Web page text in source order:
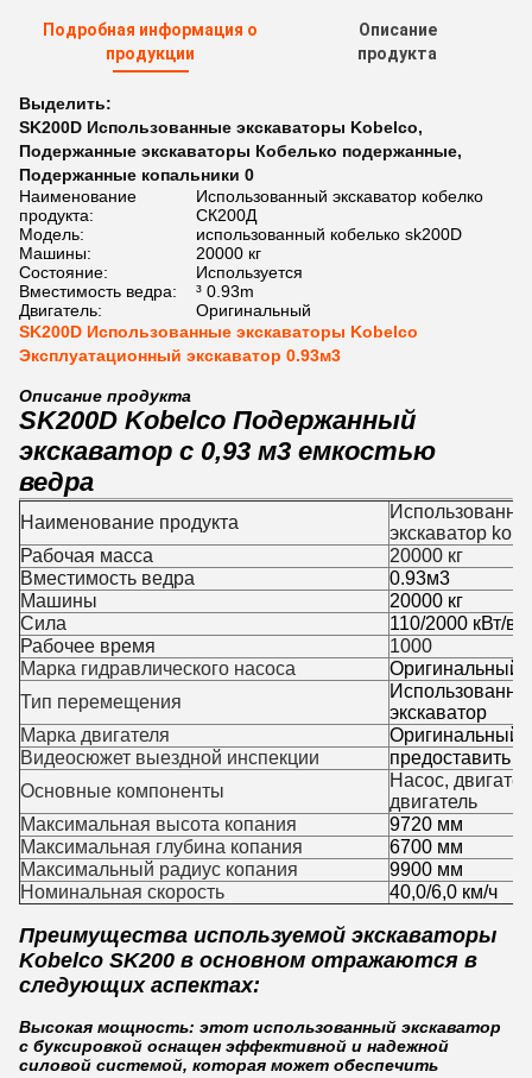
Подробная информация о
продукции
Описание
продукта
Выделить:
SK200D Использованные экскаваторы Kobelco,
Подержанные экскаваторы Кобелько подержанные,
Подержанные копальники 0
Наименование
продукта:
Использованный экскаватор кобелко
СК200Д
Модель:
использованный кобелько sk200D
Машины:
20000 кг
Состояние:
Используется
Вместимость ведра:
³ 0.93m
Двигатель:
Оригинальный
SK200D Использованные экскаваторы Kobelco
Эксплуатационный экскаватор 0.93м3
Описание продукта
SK200D Kobelco Подержанный
экскаватор с 0,93 м3 емкостью
ведра
Наименование продукта
экскаватор
Рабочая масса
20000 кг
Вместимость ведра
0.93м3
Машины
20000 кг
Сила
110/2000 кВт/в/
Рабочее время
1000
Марка гидравлического насоса
Оригинальный
Тип перемещения
экскаватор
Марка двигателя
Оригинальный
Видеосюжет выездной инспекции
предоставить
Основные компоненты
Насос,
двигатель
Максимальная высота копания
9720 мм
Максимальная глубина копания
6700 мм
Максимальный радиус копания
9900 мм
Номинальная скорость
40,0/6,0 км/ч
Преимущества используемой экскаваторы
Kobelco SK200 в основном отражаются в
следующих аспектах:
Высокая мощность: этот использованный экскаватор
с буксировкой оснащен эффективной и надежной
силовой системой, которая может обеспечить